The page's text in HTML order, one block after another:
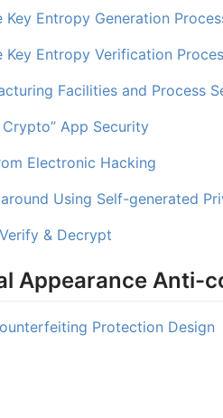
Key Entropy Generation
Key Entropy Verification
Facilities and Process
Crypto” App Security
Electronic Hacking
Using Self-generated
& Decrypt
Appearance Anti-
Protection Design